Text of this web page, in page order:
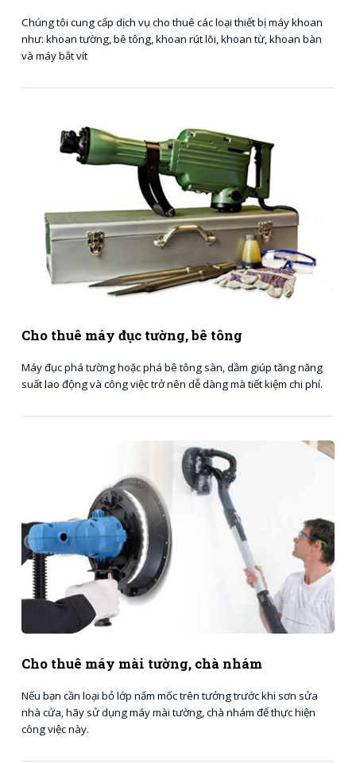
Chúng tôi cung cấp dịch vụ cho thuê các loại thiết bị máy khoan
như: khoan tường, bê tông, khoan rút lõi, khoan từ, khoan bàn
và máy bắt vít
Cho thuê máy đục tường, bê tông
Máy đục phá tường hoặc phá bê tông sàn, dầm giúp tăng năng
suất lao động và công việc trở nên dễ dàng mà tiết kiệm chi phí.
Cho thuê máy mài tường, chà nhám
Nếu bạn cần loại bỏ lớp nấm mốc trên tưởng trước khi sơn sửa
nhà cửa, hãy sử dụng máy mài tường, chà nhám để thực hiện
công việc này.